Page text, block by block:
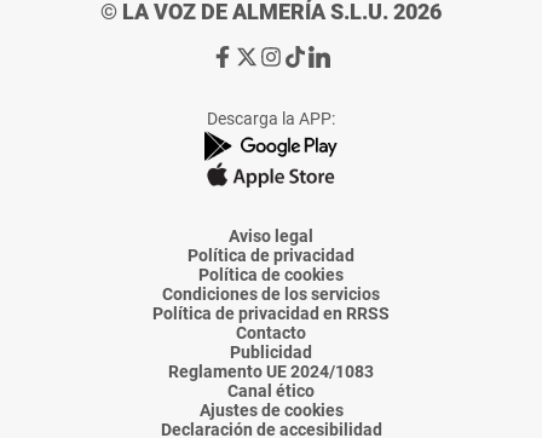
© LA VOZ DE ALMERÍA S.L.U. 2026
Ir
de
La
Voz
Almería
Ir
de
La
Voz
Almería
Ir
de
La
Voz
Almería
Ir
de
La
Voz
Almería
Ir
de
La
Voz
Descarga la APP:
Aviso legal
Política de privacidad
Política de cookies
Condiciones de los servicios
Política de privacidad en RRSS
Contacto
Publicidad
Reglamento UE 2024/1083
Canal ético
Ajustes de cookies
Declaración de accesibilidad